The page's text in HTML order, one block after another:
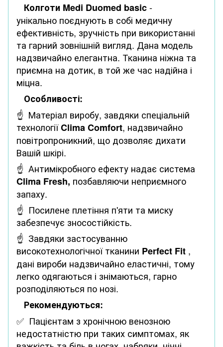
Колготи Medi Duomed basic-
унікально поєднують в собі медичну
ефективність, зручність при використанні
та гарний зовнішній вигляд. Дана модель
надзвичайно елегантна. Тканина ніжна та
приємна на дотик, в той же час надійна і
міцна.
Особливості:
☝ Матеріал виробу, завдяки спеціальній
технологіїClima Comfort, надзвичайно
повітропроникний, що дозволяє дихати
Вашій шкірі.
☝ Антимікробного ефекту надає система
Clima Fresh, позбавляючи неприємного
запаху.
☝ Посилене плетіння п'яти та миску
забезпечує зносостійкість.
☝ Завдяки застосуванню
високотехнологічної тканини Perfect Fit ,
дані вироби надзвичайно еластичні, тому
легко одягаються і знімаються, гарно
розподіляються по нозі.
Рекомендуються:
✅ Пацієнтам з хронічною венозною
недостатністю при таких симптомах, як